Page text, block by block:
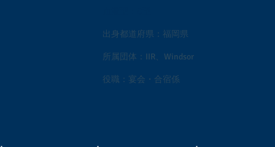
出身都道府県：福岡県
所属団体：IIR、Windsor
役職：宴会・合宿係